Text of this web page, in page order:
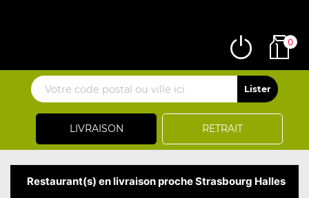
LIVRAISON RETRAIT
0
Restaurant(s) en livraison proche Strasbourg Halles